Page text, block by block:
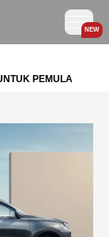
NEW
PEMULA